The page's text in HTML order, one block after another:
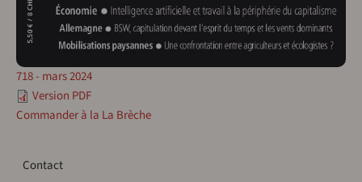
718 - mars 2024
Version PDF
Commander à la La Brèche
Contact
Contact